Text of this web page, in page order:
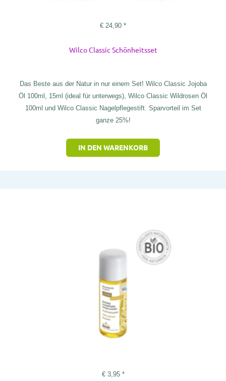
€ 24,90 *
Wilco Classic Schönheitsset
Das Beste aus der Natur in nur einem Set! Wilco Classic Jojoba
Öl 100ml, 15ml (ideal für unterwegs), Wilco Classic Wildrosen Öl
100ml und Wilco Classic Nagelpflegestift. Sparvorteil im Set
ganze 25%!
IN DEN WARENKORB
€3,95 *